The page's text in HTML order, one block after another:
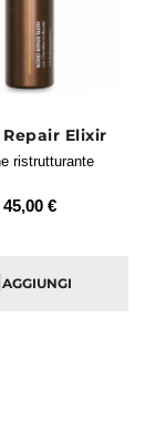
Elixir
ristrutturante
45,00 €
AGGIUNGI